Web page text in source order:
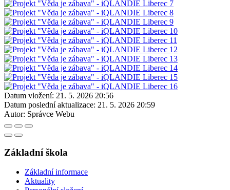
Datum vložení: 21. 5. 2026 20:56
Datum poslední aktualizace: 21. 5. 2026 20:59
Autor: Správce Webu
Základní škola
Základní informace
Aktuality